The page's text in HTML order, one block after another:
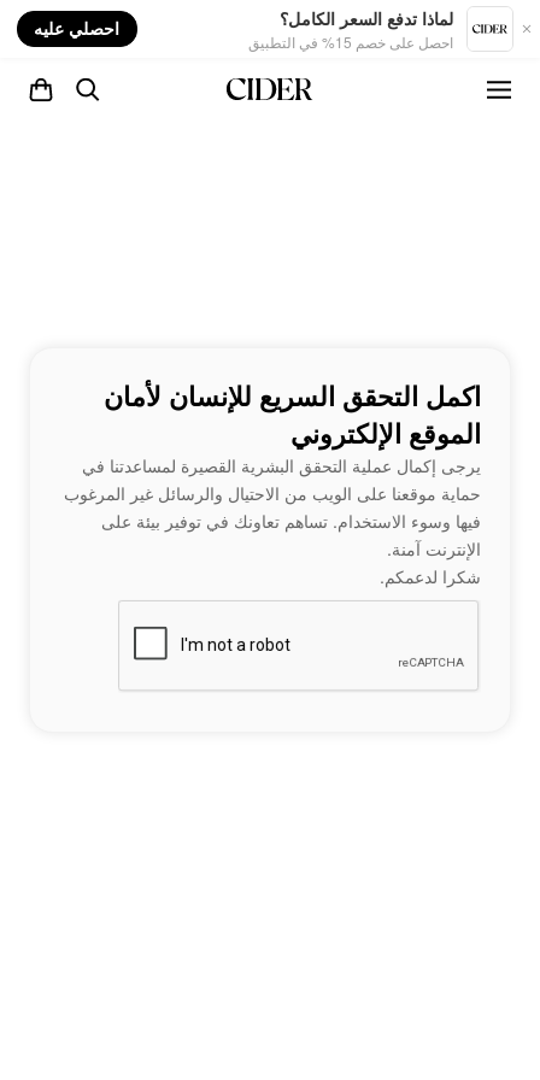
لماذا تدفع السعر الكامل؟
احصل على خصم 15% في التطبيق
احصلي عليه
اكمل التحقق السريع للإنسان لأمان
الموقع الإلكتروني
يرجى إكمال عملية التحقق البشرية القصيرة لمساعدتنا في
حماية موقعنا على الويب من الاحتيال والرسائل غير المرغوب
فيها وسوء الاستخدام. تساهم تعاونك في توفير بيئة على
الإنترنت آمنة.
شكرا لدعمكم.